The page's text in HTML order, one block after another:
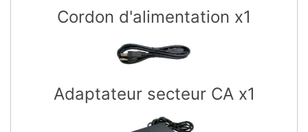
Cordon d'alimentation x1
Adaptateur secteur CA x1